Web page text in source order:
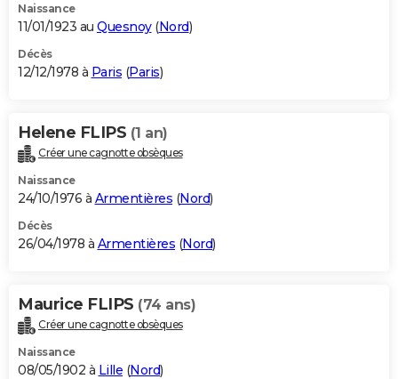
Naissance
11/01/1923 au Quesnoy(Nord)
Décès
12/12/1978 à Paris (Paris)
Helene FLIPS (1 an)
Créer une cagnotte obsèques
Naissance
24/10/1976 à Armentières (Nord)
Décès
26/04/1978 à Armentières (Nord)
Maurice FLIPS (74 ans)
Créer une cagnotte obsèques
Naissance
08/05/1902 à Lille (Nord)